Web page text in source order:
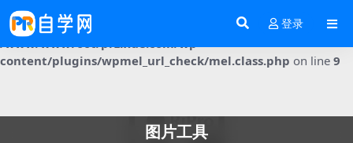
Notice : Trying to get property 'post_content' of non-object in
/www/wwwroot/przixue.com/wp-
content/plugins/wpmel_url_check/mel.class.php on line 9
登录
图片工具